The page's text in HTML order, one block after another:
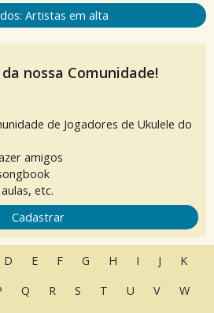
Artistas em alta
nossa Comunidade!
de Jogadores de Ukulele do
amigos
etc.
Cadastrar
D E F G H I J
K
Q R S T U V
W